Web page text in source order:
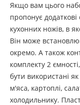
Якщо вам цього
пропонує
кухонних ножів, в
Він може
окремо. А також
комплекту 2
бути використані
м'яса, картоплі,
холодильнику.